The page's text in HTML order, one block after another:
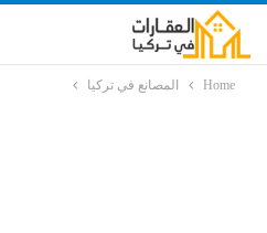
Home المصانع في تركيا